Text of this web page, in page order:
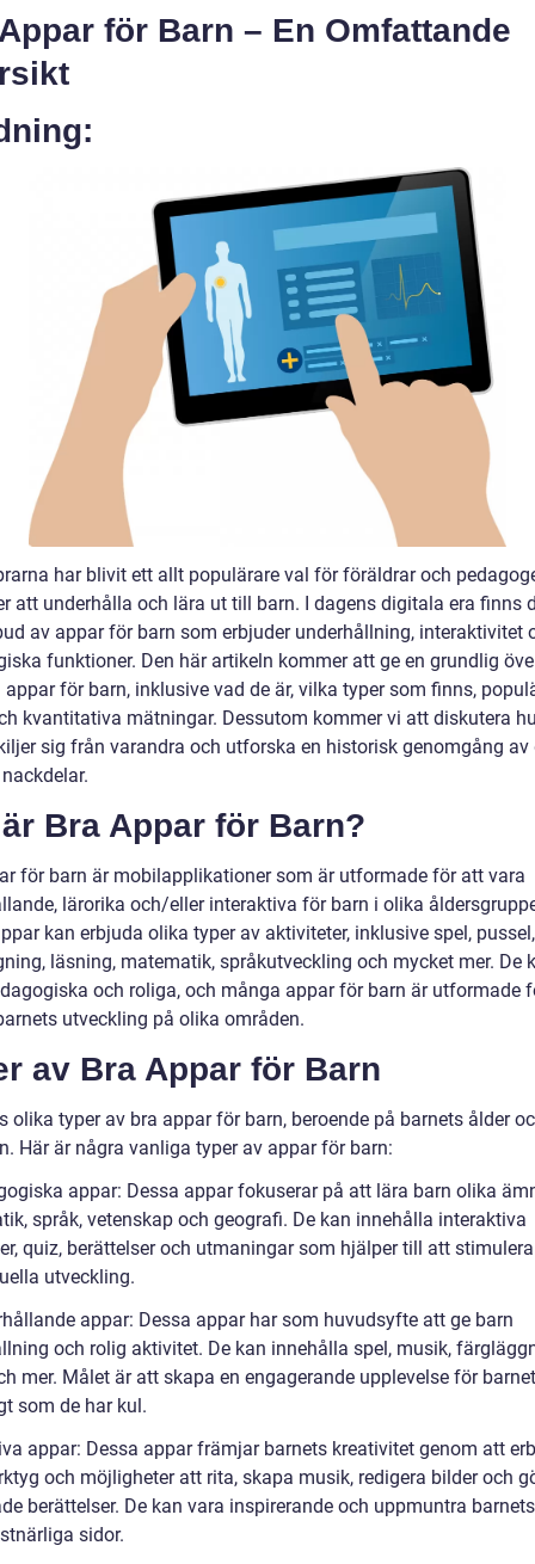
för Barn – En Omfattande
har blivit ett allt populärare val för föräldrar och
att underhålla och lära ut till barn. I dagens digitala era finns
av appar för barn som erbjuder underhållning, interaktivitet
funktioner. Den här artikeln kommer att ge en grundlig
appar för barn, inklusive vad de är, vilka typer som finns,
kvantitativa mätningar. Dessutom kommer vi att diskutera
sig från varandra och utforska en historisk genomgång av
Bra Appar för Barn?
för barn är mobilapplikationer som är utformade för att vara
lärorika och/eller interaktiva för barn i olika
kan erbjuda olika typer av aktiviteter, inklusive spel, pussel,
läsning, matematik, språkutveckling och mycket mer. De
och roliga, och många appar för barn är utformade
utveckling på olika områden.
av Bra Appar för Barn
olika typer av bra appar för barn, beroende på barnets ålder
Här är några vanliga typer av appar för barn:
appar: Dessa appar fokuserar på att lära barn olika
språk, vetenskap och geografi. De kan innehålla interaktiva
quiz, berättelser och utmaningar som hjälper till att
utveckling.
appar: Dessa appar har som huvudsyfte att ge barn
och rolig aktivitet. De kan innehålla spel, musik,
mer. Målet är att skapa en engagerande upplevelse för barnet
som de har kul.
appar: Dessa appar främjar barnets kreativitet genom att
och möjligheter att rita, skapa musik, redigera bilder och
berättelser. De kan vara inspirerande och uppmuntra
sidor.